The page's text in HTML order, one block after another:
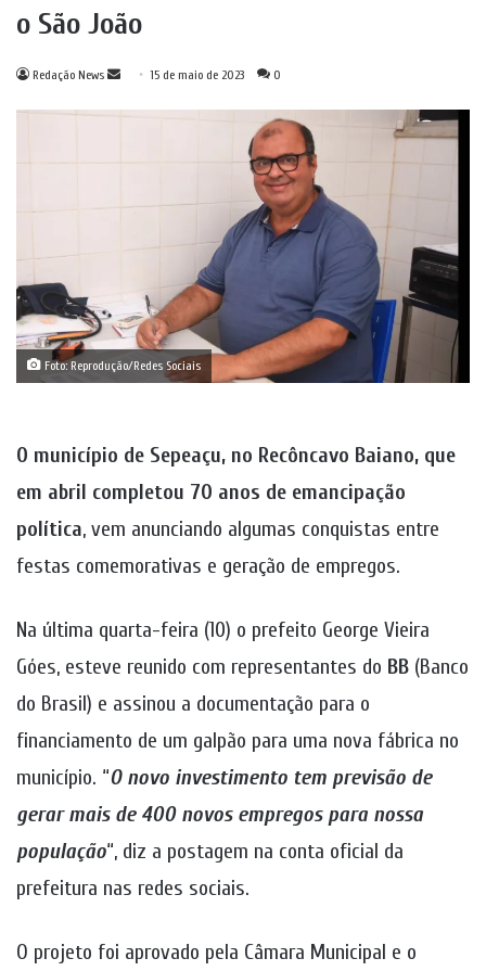
o São João
Redação News
Mande15 de maio de 2023 0
Foto: Reprodução/Redes Sociais
O município de Sepeaçu, no Recôncavo Baiano, que
em abril completou 70 anos de emancipação
política, vem anunciando algumas conquistas entre
festas comemorativas e geração de empregos.
Na última quarta-feira (10) o prefeito George Vieira
Góes, esteve reunido com representantes do BB (Banco
do Brasil) e assinou a documentação para o
financiamento de um galpão para uma nova fábrica no
município. “O novo investimento tem previsão de
gerar mais de 400 novos empregos para nossa
população“, diz a postagem na conta oficial da
prefeitura nas redes sociais.
O projeto foi aprovado pela Câmara Municipal e o